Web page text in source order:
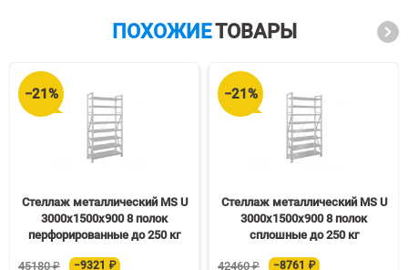
ПОХОЖИЕТОВАРЫ
−21%
Стеллаж металлический MS U
3000х1500х900 8 полок
перфорированные до 250 кг
45180 ₽ −9321 ₽
−21%
Стеллаж металлический MS U
3000х1500х900 8 полок
сплошные до 250 кг
42460 ₽ −8761 ₽